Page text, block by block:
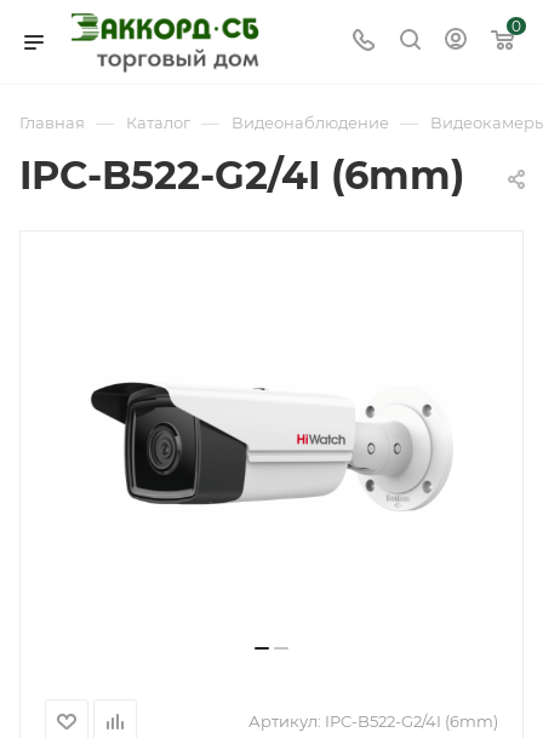
0
Главная — Каталог — Видеонаблюдение —
IPC-B522-G2/4I (6mm)
Артикул: IPC-B522-G2/4I (6mm)